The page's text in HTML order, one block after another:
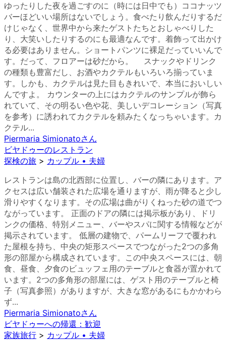
ゆったりした夜を過ごすのに（時には日中でも）ココナッツ
バーほどいい場所はないでしょう。食べたり飲んだりするだ
けじゃなく、世界中から来たゲストたちとおしゃべりした
り、大笑いしたりするのにも最適なんです。着飾って出かけ
る必要はありません。ショートパンツに裸足だっていいんで
す。だって、フロアーは砂だから。 スナックやドリンク
の種類も豊富だし、お酒やカクテルもいろいろ揃っていま
す。しかも、カクテルは見た目もきれいで、本当においしい
んですよ。 カウンターの上にはカクテルのサンプルが飾ら
れていて、その明るい色や花、美しいデコレーション（写真
を参考）に誘われてカクテルを頼みたくなっちゃいます。カ
クテル...
Piermaria Simionatoさん
ビヤドゥーのレストラン
探検の旅 > カップル • 夫婦
レストランは島の北西部に位置し、バーの隣にあります。ア
クセスは広い舗装された広場を通りますが、雨が降ると少し
滑りやすくなります。その広場は曲がりくねった砂の道でつ
ながっています。 正面のドアの隣には掲示板があり、ドリ
ンクの価格、特別メニュー、バーやスパに関する情報などが
掲示されています。 低層の建物で、パームリーフで覆われ
た屋根を持ち、中央の矩形スペースでつながった2つの多角
形の部屋から構成されています。この中央スペースには、朝
食、昼食、夕食のビュッフェ用のテーブルと食器が置かれて
います。2つの多角形の部屋には、ゲスト用のテーブルと椅
子（写真参照）がありますが、大きな窓があるにもかかわら
ず...
Piermaria Simionatoさん
ビヤドゥーへの帰還：歓迎
家族旅行 > カップル • 夫婦